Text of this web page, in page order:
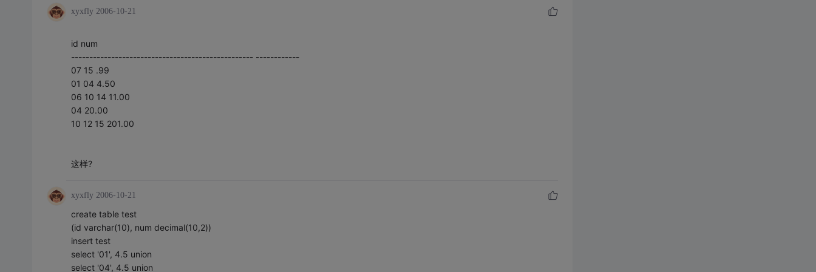
xyxfly 2006-10-21
id num
-------------------------------------------------- ------------
07 15 .99
01 04 4.50
06 10 14 11.00
04 20.00
10 12 15 201.00
这样?
xyxfly 2006-10-21
create table test
(id varchar(10), num decimal(10,2))
insert test
select '01', 4.5 union
select '04', 4.5 union